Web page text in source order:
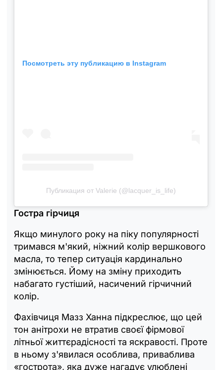
Посмотреть эту публикацию в Instagram
Публикация от Valerie (@lacquer_is_life)
Гостра гірчиця
Якщо минулого року на піку популярності
тримався м'який, ніжний колір вершкового
масла, то тепер ситуація кардинально
змінюється. Йому на зміну приходить
набагато густіший, насичений гірчичний
колір.
Фахівчиця Мазз Ханна підкреслює, що цей
тон анітрохи не втратив своєї фірмової
літньої життєрадісності та яскравості. Проте
в ньому з'явилася особлива, приваблива
«гострота», яка дуже нагадує улюблені